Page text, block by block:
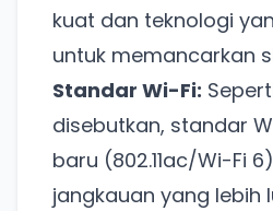
kuat dan teknologi
untuk memancarkan
Standar Wi-Fi:
disebutkan, standar
baru (802.11ac/Wi-Fi
jangkauan yang lebih